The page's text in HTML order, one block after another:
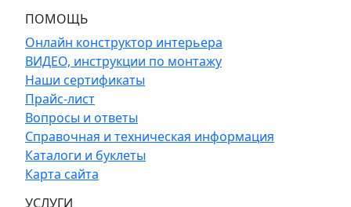
ПОМОЩЬ
Онлайн конструктор интерьера
ВИДЕО, инструкции по монтажу
Наши сертификаты
Прайс-лист
Вопросы и ответы
Справочная и техническая информация
Каталоги и буклеты
Карта сайта
УСЛУГИ